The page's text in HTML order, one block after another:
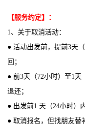
【服务约定】：
1、关于取消活动：
● 活动出发前，提前3天
回；
● 前3天（72小时）至1天
退还；
● 出发前1 天（24小时）
● 取消报名，但找朋友替